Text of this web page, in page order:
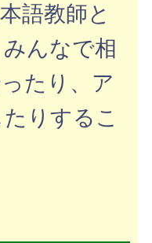
語教師と
みんなで相
たり、ア
りするこ